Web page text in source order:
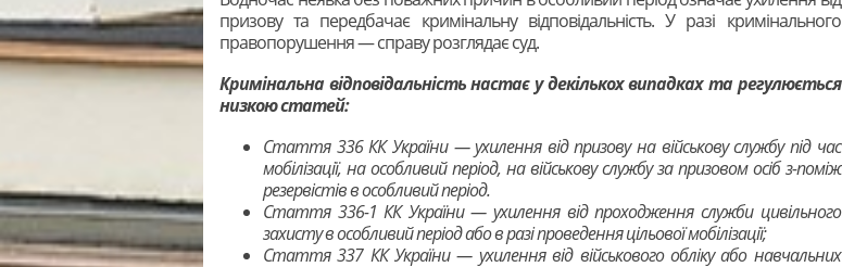
призову та передбачає кримінальну відповідальність. У разі кримінального
правопорушення — справу розглядає суд.
Кримінальна відповідальність настає у декількох випадках та регулюється
низкою статей:
Стаття 336 КК України — ухилення від призову на військову службу під час
мобілізації, на особливий період, на військову службу за призовом осіб з-поміж
резервістів в особливий період.
Стаття 336-1 КК України — ухилення від проходження служби цивільного
захисту в особливий період або в разі проведення цільової мобілізації;
Стаття 337 КК України — ухилення від військового обліку або навчальних